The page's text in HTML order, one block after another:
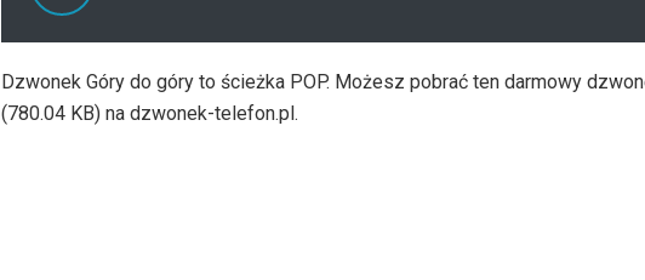
Dzwonek Góry do góry to ścieżka POP. Możesz pobrać ten darmowy
(780.04 KB) na dzwonek-telefon.pl.